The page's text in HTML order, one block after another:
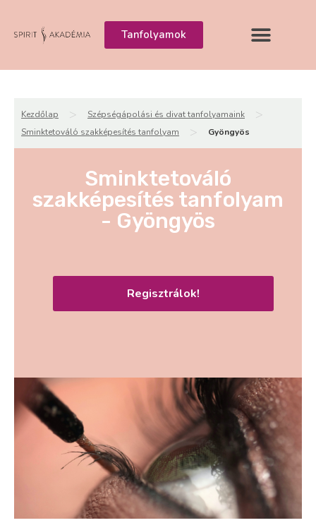
Tanfolyamok
Kezdőlap > Szépségápolási és divat tanfolyamaink >
Sminktetováló szakképesítés tanfolyam > Gyöngyös
Sminktetováló
szakképesítés tanfolyam
- Gyöngyös
Regisztrálok!